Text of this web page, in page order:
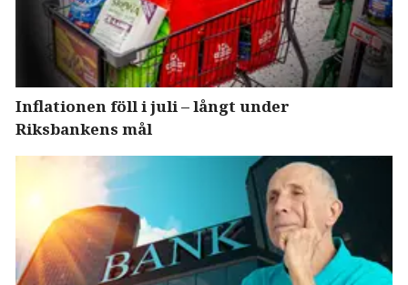
Inflationen föll i juli – långt under
Riksbankens mål